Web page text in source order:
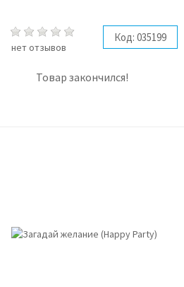
нет отзывов
Код: 035199
Товар закончился!